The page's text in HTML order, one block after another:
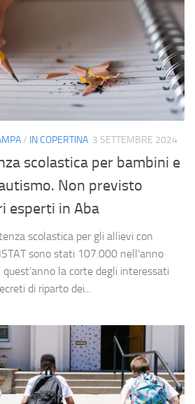
/ IN COPERTINA 3 SETTEMBRE 2024
scolastica per bambini e
Non previsto
esperti in Aba
scolastica per gli allievi con
sono stati 107.000 nell’anno
la corte degli interessati
di riparto dei...